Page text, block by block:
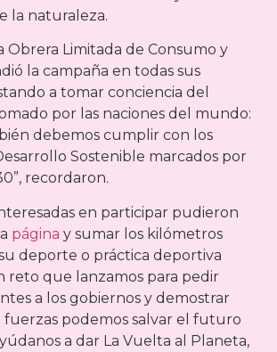
la naturaleza.
Obrera Limitada de Consumo y
la campaña en todas sus
a tomar conciencia del
por las naciones del mundo:
debemos cumplir con los
Sostenible marcados por
recordaron.
en participar pudieron
página y sumar los kilómetros
deporte o práctica deportiva
reto que lanzamos para pedir
a los gobiernos y demostrar
podemos salvar el futuro
a dar La Vuelta al Planeta,